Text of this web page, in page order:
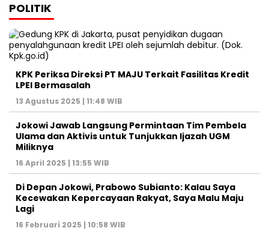
POLITIK
KPK Periksa Direksi PT MAJU Terkait Fasilitas Kredit
LPEI Bermasalah
13 Agustus 2025 | 11:48 WIB
Jokowi Jawab Langsung Permintaan Tim Pembela
Ulama dan Aktivis untuk Tunjukkan Ijazah UGM
Miliknya
16 April 2025 | 13:55 WIB
Di Depan Jokowi, Prabowo Subianto: Kalau Saya
Kecewakan Kepercayaan Rakyat, Saya Malu Maju
Lagi
16 Februari 2025 | 10:58 WIB